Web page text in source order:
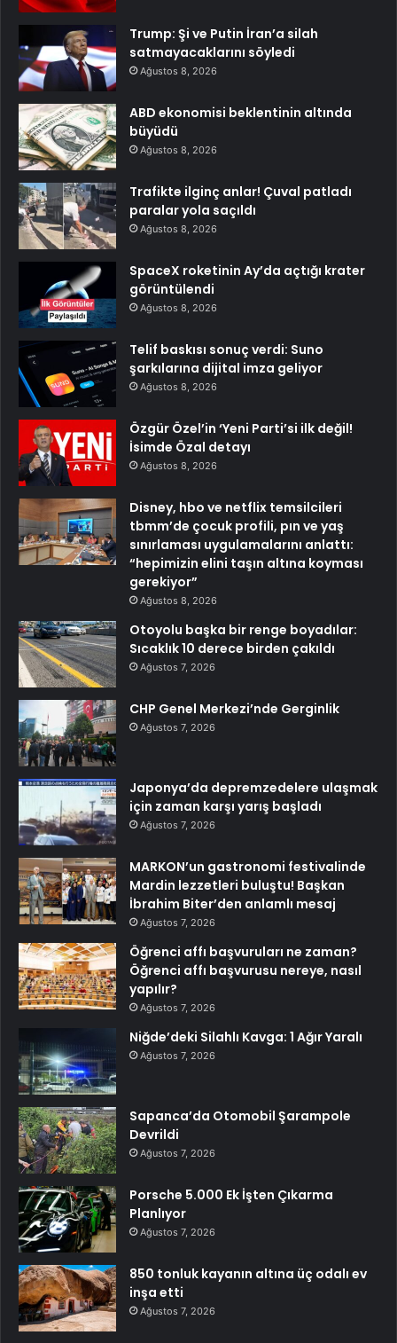
Trump: Şi ve Putin İran’a silah
satmayacaklarını söyledi
Ağustos 8, 2026
ABD ekonomisi beklentinin altında
büyüdü
Ağustos 8, 2026
Trafikte ilginç anlar! Çuval patladı
paralar yola saçıldı
Ağustos 8, 2026
SpaceX roketinin Ay’da açtığı krater
görüntülendi
Ağustos 8, 2026
Telif baskısı sonuç verdi: Suno
şarkılarına dijital imza geliyor
Ağustos 8, 2026
Özgür Özel’in ‘Yeni Parti’si ilk değil!
İsimde Özal detayı
Ağustos 8, 2026
Disney, hbo ve netflix temsilcileri
tbmm’de çocuk profili, pın ve yaş
sınırlaması uygulamalarını anlattı:
“hepimizin elini taşın altına koyması
gerekiyor”
Ağustos 8, 2026
Otoyolu başka bir renge boyadılar:
Sıcaklık 10 derece birden çakıldı
Ağustos 7, 2026
CHP Genel Merkezi’nde Gerginlik
Ağustos 7, 2026
Japonya’da depremzedelere ulaşmak
için zaman karşı yarış başladı
Ağustos 7, 2026
MARKON’un gastronomi festivalinde
Mardin lezzetleri buluştu! Başkan
İbrahim Biter’den anlamlı mesaj
Ağustos 7, 2026
Öğrenci affı başvuruları ne zaman?
Öğrenci affı başvurusu nereye, nasıl
yapılır?
Ağustos 7, 2026
Niğde’deki Silahlı Kavga: 1 Ağır Yaralı
Ağustos 7, 2026
Sapanca’da Otomobil Şarampole
Devrildi
Ağustos 7, 2026
Porsche 5.000 Ek İşten Çıkarma
Planlıyor
Ağustos 7, 2026
850 tonluk kayanın altına üç odalı ev
inşa etti
Ağustos 7, 2026